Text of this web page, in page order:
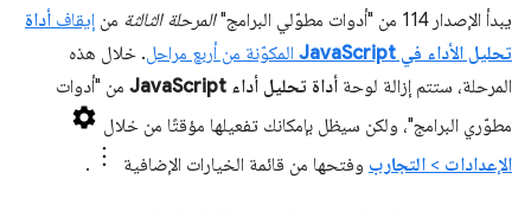
يبدأ الإصدار 114 من "أدوات مطوّلي البرامج" المرحلة الثالثة من إيقاف أداة
تحليل الأداء في JavaScript
المكوّنة من أربع مراحل. خلال هذه
المرحلة، ستتم إزالة لوحة أداة تحليل أداء JavaScript
من "أدوات
مطوّري البرامج"، ولكن سيظل بإمكانك تفعيلها مؤقتًا من خلال
الإعدادات > التجارب وفتحها من قائمة الخيارات الإضافية .